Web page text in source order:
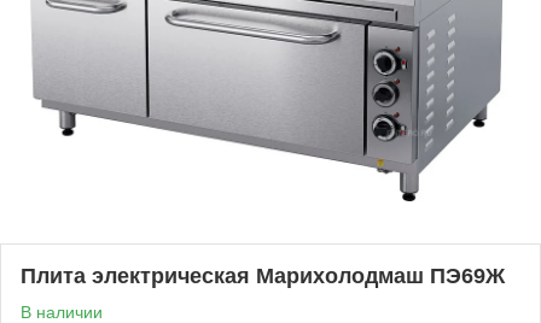
Плита электрическая Марихолодмаш ПЭ69Ж
В наличии